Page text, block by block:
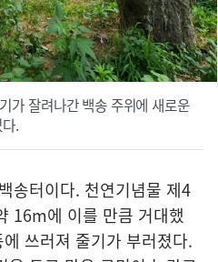
가 잘려나간 백송 주위에 새로운
.
송터이다. 천연기념물 제4
16m에 이를 만큼 거대했
쓰러져 줄기가 부러졌다.